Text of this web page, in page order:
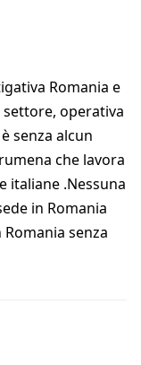
Romania e
operativa
senza alcun
che lavora
italiane .Nessuna
in Romania
senza